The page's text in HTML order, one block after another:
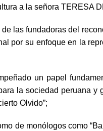
a la señora TERESA
las fundadoras del
por su enfoque en la
un papel
la sociedad peruana y
Olvido”;
de monólogos como